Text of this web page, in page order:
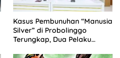
Kasus Pembunuhan “Manusia
Silver” di Probolinggo
Terungkap, Dua Pelaku